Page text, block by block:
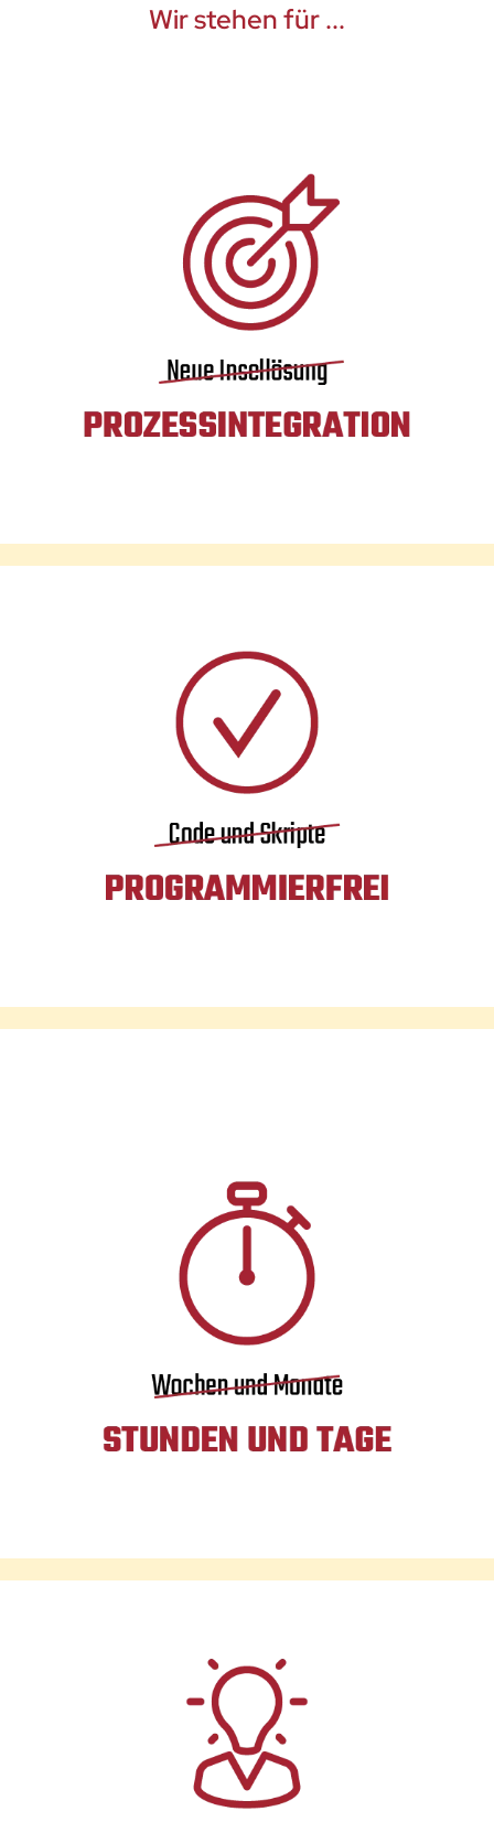
Wir stehen für ...
Prozessintegration
Wir gehen mit Ihnen! Aus den Ansprüchen und
Wünschen unserer Kunden sind vollintegrierbare,
smarte Tools für Ihr digitales Informationsmanagement
entstanden. Dabei ist uns wichtig, jede und jeden
Einzelnen mitzunehmen. Unsere Tools werden für Ihr
Team zu echten Helfern, um die Transformation von
innen heraus erfolgreich zu gestalten.
Programmieraufwand werden unsere „Helfer“ auf Ihre
Prozesse angepasst. So öffnen Sie, zum Beispiel, zum
Suchen einer Auftragsinformation nicht Ihr ERP-
System, sondern suchen über eine Textmarkierung
(z.B. Kundenname) und eine frei wählbare
Tastenkombination aus dem aktiven Office- oder
Branchen-Programm die spezifische Information.
Zeitgewinn
Mit uns sind Sie auf der sicheren Seite. Zum einen
setzen Sie Ihr Team nicht dem zusätzlichen Stress aus,
an langen Schulungen teilzunehmen. Zum anderen
Sparen Sie jede Menge Geld. Durch die Modulare